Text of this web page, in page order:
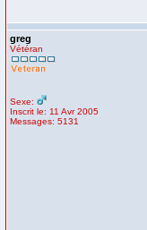
greg
Vétéran
Sexe:
Inscrit le: 11 Avr 2005
Messages: 5131